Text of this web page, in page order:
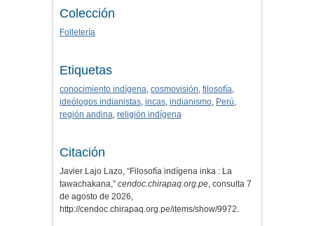
Colección
Folletería
Etiquetas
conocimiento indígena, cosmovisión, filosofía,
ideólogos indianistas, incas, indianismo, Perú,
región andina, religión indígena
Citación
Javier Lajo Lazo, “Filosofía indígena inka : La
tawachakana,” cendoc.chirapaq.org.pe, consulta 7
de agosto de 2026,
http://cendoc.chirapaq.org.pe/items/show/9972.